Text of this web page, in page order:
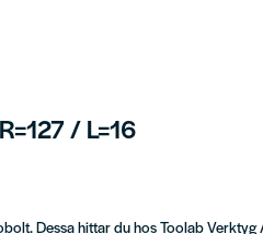
/ L=16
Dessa hittar du hos Toolab Verktyg